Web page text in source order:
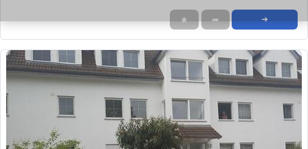
★ ➦ ➜